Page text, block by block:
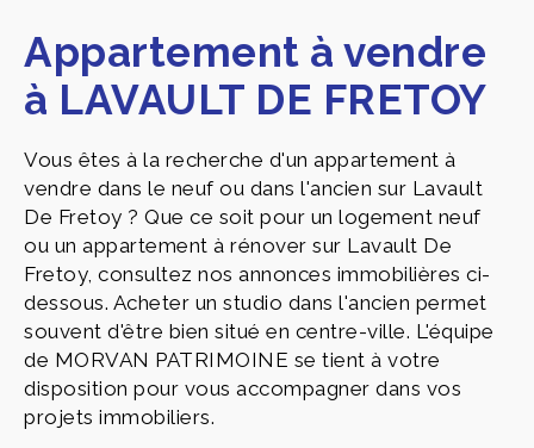
Appartement à vendre
à LAVAULT DE FRETOY
Vous êtes à la recherche d'un appartement à
vendre dans le neuf ou dans l'ancien sur Lavault
De Fretoy ? Que ce soit pour un logement neuf
ou un appartement à rénover sur Lavault De
Fretoy, consultez nos annonces immobilières ci-
dessous. Acheter un studio dans l'ancien permet
souvent d'être bien situé en centre-ville. L'équipe
de MORVAN PATRIMOINE se tient à votre
disposition pour vous accompagner dans vos
projets immobiliers.